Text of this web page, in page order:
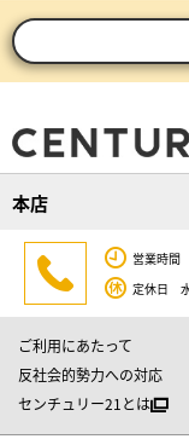
本店
営業時
定休日
ご利用にあたって
反社会的勢力への対応
センチュリー21とは